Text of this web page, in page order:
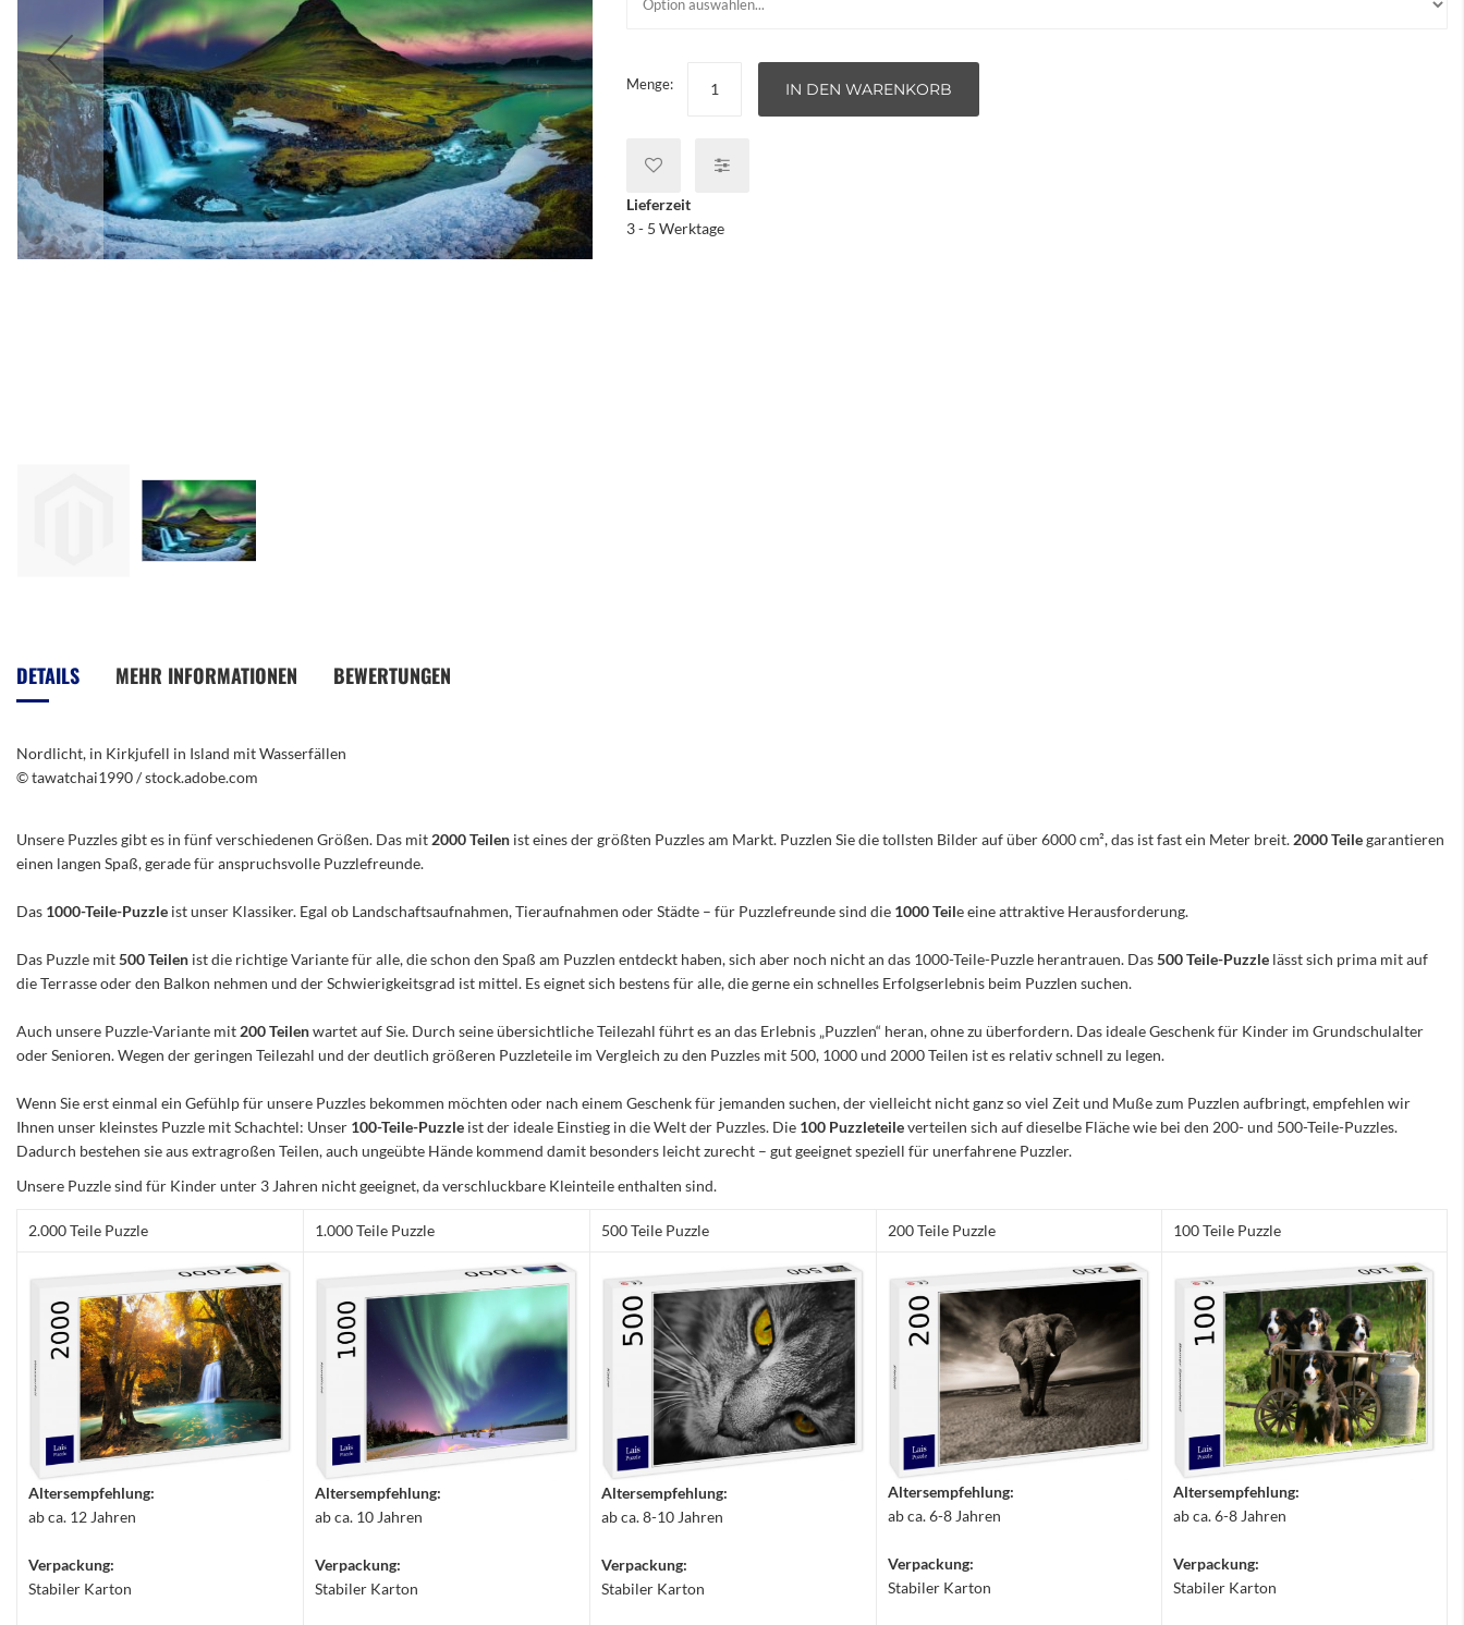
Bildergalerie
springen
Menge: IN DEN WARENKORB
Lieferzeit
3 - 5 Werktage
DETAILS
Nordlicht, in Kirkjufell in Island mit Wasserfällen
© tawatchai1990 / stock.adobe.com
MEHR INFORMATIONEN BEWERTUNGEN
Unsere Puzzles gibt es in fünf verschiedenen Größen. Das mit 2000 Teilen ist eines der größten Puzzles am Markt. Puzzlen Sie die tollsten Bilder auf über 6000 cm², das ist fast ein Meter breit. 2000 Teilegarantieren
einen langen Spaß, gerade für anspruchsvolle Puzzlefreunde.
Das 1000-Teile-Puzzle ist unser Klassiker. Egal ob Landschaftsaufnahmen, Tieraufnahmen oder Städte – für Puzzlefreunde sind die 1000 Teile eine attraktive Herausforderung.
Das Puzzle mit500 Teilen ist die richtige Variante für alle, die schon den Spaß am Puzzlen entdeckt haben, sich aber noch nicht an das 1000-Teile-Puzzle herantrauen. Das500 Teile-Puzzle lässt sich prima mit auf
die Terrasse oder den Balkon nehmen und der Schwierigkeitsgrad ist mittel. Es eignet sich bestens für alle, die gerne ein schnelles Erfolgserlebnis beim Puzzlen suchen.
Auch unsere Puzzle-Variante mit 200 Teilenwartet auf Sie. Durch seine übersichtliche Teilezahl führt es an das Erlebnis „Puzzlen“ heran, ohne zu überfordern. Das ideale Geschenk für Kinder im Grundschulalter
oder Senioren. Wegen der geringen Teilezahl und der deutlich größeren Puzzleteile im Vergleich zu den Puzzles mit 500, 1000 und 2000 Teilen ist es relativ schnell zu legen.
Wenn Sie erst einmal ein Gefühlp für unsere Puzzles bekommen möchten oder nach einem Geschenk für jemanden suchen, der vielleicht nicht ganz so viel Zeit und Muße zum Puzzlen aufbringt, empfehlen wir
Ihnen unser kleinstes Puzzle mit Schachtel: Unser 100-Teile-Puzzle ist der ideale Einstieg in die Welt der Puzzles. Die 100 Puzzleteileverteilen sich auf dieselbe Fläche wie bei den 200- und 500-Teile-Puzzles.
Dadurch bestehen sie aus extragroßen Teilen, auch ungeübte Hände kommend damit besonders leicht zurecht – gut geeignet speziell für unerfahrene Puzzler.
Unsere Puzzle sind für Kinder unter 3 Jahren nicht geeignet, da verschluckbare Kleinteile enthalten sind.
2.000 Teile Puzzle 1.000 Teile Puzzle 500 Teile Puzzle 200 Teile Puzzle 100 Teile Puzzle
Altersempfehlung:
ab ca. 12 Jahren
Verpackung:
Stabiler Karton
Altersempfehlung:
ab ca. 10 Jahren
Verpackung:
Stabiler Karton
Altersempfehlung:
ab ca. 8-10 Jahren
Verpackung:
Stabiler Karton
Altersempfehlung:
ab ca. 6-8 Jahren
Verpackung:
Stabiler Karton
Altersempfehlung:
ab ca. 6-8 Jahren
Verpackung:
Stabiler Karton